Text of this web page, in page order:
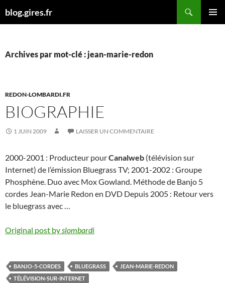
aublog.gires.fr
Archives par mot-clé : jean-marie-redon
REDON-LOMBARDI.FR
BIOGRAPHIE
1 JUIN 2009 LAISSER UN COMMENTAIRE
2000-2001 : Producteur pourCanalweb (télévision sur
Internet) de l’émission Bluegrass TV; 2001-2002 : Groupe
Phosphène. Duo avec Mox Gowland. Méthode de Banjo 5
cordes Jean-Marie Redon en DVD Depuis 2005 : Retour vers
le bluegrass avec …
Original post byslombardi
BANJO-5-CORDES BLUEGRASS
JEAN-MARIE-REDON
TÉLÉVISION-SUR-INTERNET